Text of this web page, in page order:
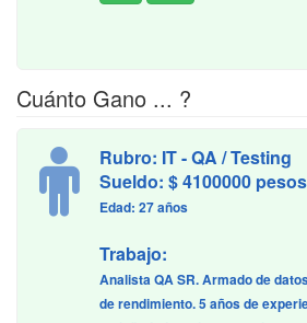
Cuánto Gano ... ?
Rubro: IT - QA / Testing
Sueldo: $ 4100000
Edad: 27 años
Trabajo:
Analista QA SR. Armado de
de rendimiento. 5 años de